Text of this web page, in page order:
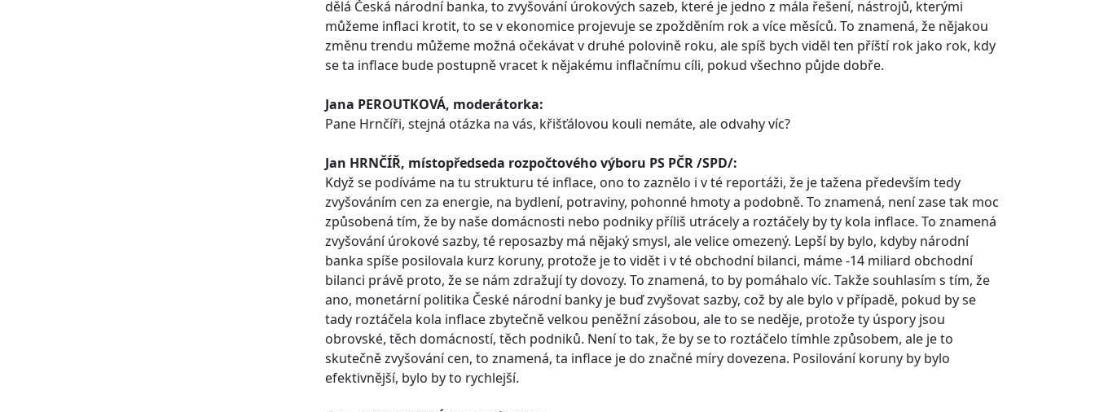
dělá Česká národní banka, to zvyšování úrokových sazeb, které je jedno z mála řešení, nástrojů, kterými
můžeme inflaci krotit, to se v ekonomice projevuje se zpožděním rok a více měsíců. To znamená, že nějakou
změnu trendu můžeme možná očekávat v druhé polovině roku, ale spíš bych viděl ten příští rok jako rok, kdy
se ta inflace bude postupně vracet k nějakému inflačnímu cíli, pokud všechno půjde dobře.
Jana PEROUTKOVÁ, moderátorka:
Pane Hrnčíři, stejná otázka na vás, křišťálovou kouli nemáte, ale odvahy víc?
Jan HRNČÍŘ, místopředseda rozpočtového výboru PS PČR /SPD/:
Když se podíváme na tu strukturu té inflace, ono to zaznělo i v té reportáži, že je tažena především tedy
zvyšováním cen za energie, na bydlení, potraviny, pohonné hmoty a podobně. To znamená, není zase tak moc
způsobená tím, že by naše domácnosti nebo podniky příliš utrácely a roztáčely by ty kola inflace. To znamená
zvyšování úrokové sazby, té reposazby má nějaký smysl, ale velice omezený. Lepší by bylo, kdyby národní
banka spíše posilovala kurz koruny, protože je to vidět i v té obchodní bilanci, máme -14 miliard obchodní
bilanci právě proto, že se nám zdražují ty dovozy. To znamená, to by pomáhalo víc. Takže souhlasím s tím, že
ano, monetární politika České národní banky je buď zvyšovat sazby, což by ale bylo v případě, pokud by se
tady roztáčela kola inflace zbytečně velkou peněžní zásobou, ale to se neděje, protože ty úspory jsou
obrovské, těch domácností, těch podniků. Není to tak, že by se to roztáčelo tímhle způsobem, ale je to
skutečně zvyšování cen, to znamená, ta inflace je do značné míry dovezena. Posilování koruny by bylo
efektivnější, bylo by to rychlejší.